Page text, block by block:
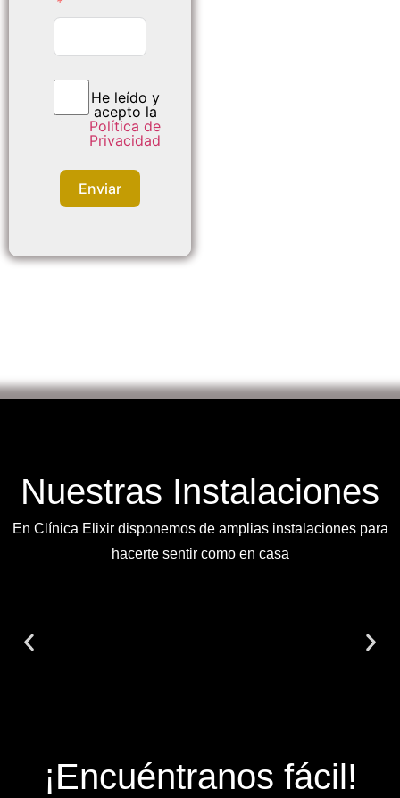
He leído y
acepto la
Política de
Privacidad
Enviar
Nuestras Instalaciones
En Clínica Elixir disponemos de amplias instalaciones para
hacerte sentir como en casa
¡Encuéntranos fácil!